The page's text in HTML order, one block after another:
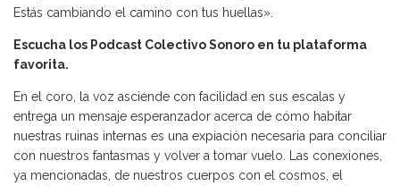
Estás cambiando el camino con tus huellas».
Escucha los Podcast Colectivo Sonoro en tu plataforma
favorita.
En el coro, la voz asciende con facilidad en sus escalas y
entrega un mensaje esperanzador acerca de cómo habitar
nuestras ruinas internas es una expiación necesaria para conciliar
con nuestros fantasmas y volver a tomar vuelo. Las conexiones,
ya mencionadas, de nuestros cuerpos con el cosmos, el